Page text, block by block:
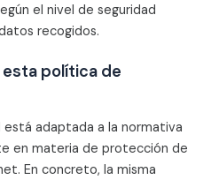
el nivel de seguridad
recogidos.
política de
adaptada a la normativa
en materia de protección de
En concreto, la misma